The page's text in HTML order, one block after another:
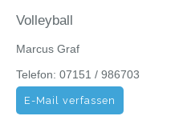
Volleyball
Marcus Graf
Telefon: 07151 / 986703
E-Mail verfassen